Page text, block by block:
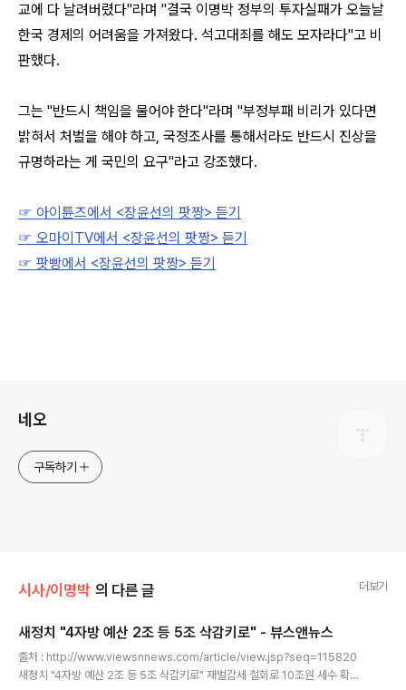
교에 다 날려버렸다"라며 "결국 이명박 정부의 투자실패가 오늘날
한국 경제의 어려움을 가져왔다. 석고대죄를 해도 모자라다"고 비
판했다.
그는 "반드시 책임을 물어야 한다"라며 "부정부패 비리가 있다면
밝혀서 처벌을 해야 하고, 국정조사를 통해서라도 반드시 진상을
규명하라는 게 국민의 요구"라고 강조했다.
☞ 아이튠즈에서 <장윤선의 팟짱> 듣기
☞ 오마이TV에서 <장윤선의 팟짱> 듣기
☞ 팟빵에서 <장윤선의 팟짱> 듣기
네오
구독하기
시사/이명박 의 다른 글 더보기
새정치 "4자방 예산 2조 등 5조 삭감키로" - 뷰스앤뉴스
출처 : http://www.viewsnnews.com/article/view.jsp?seq=115820
새정치 "4자방 예산 2조 등 5조 삭감키로" 재벌감세 철회로 10조원 세수 확보